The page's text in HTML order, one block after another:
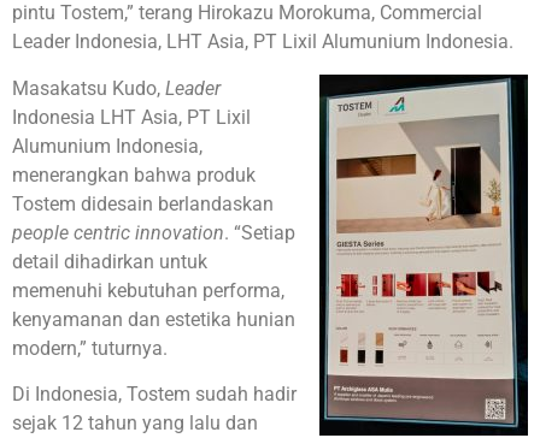
pintu Tostem,” terang Hirokazu Morokuma, Commercial
Leader Indonesia, LHT Asia, PT Lixil Alumunium Indonesia.
Masakatsu Kudo, Leader
Indonesia LHT Asia, PT Lixil
Alumunium Indonesia,
menerangkan bahwa produk
Tostem didesain berlandaskan
people centric innovation. “Setiap
detail dihadirkan untuk
memenuhi kebutuhan performa,
kenyamanan dan estetika hunian
modern,” tuturnya.
Di Indonesia, Tostem sudah hadir
sejak 12 tahun yang lalu dan